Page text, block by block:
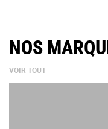
NOS
VOIR TOUT